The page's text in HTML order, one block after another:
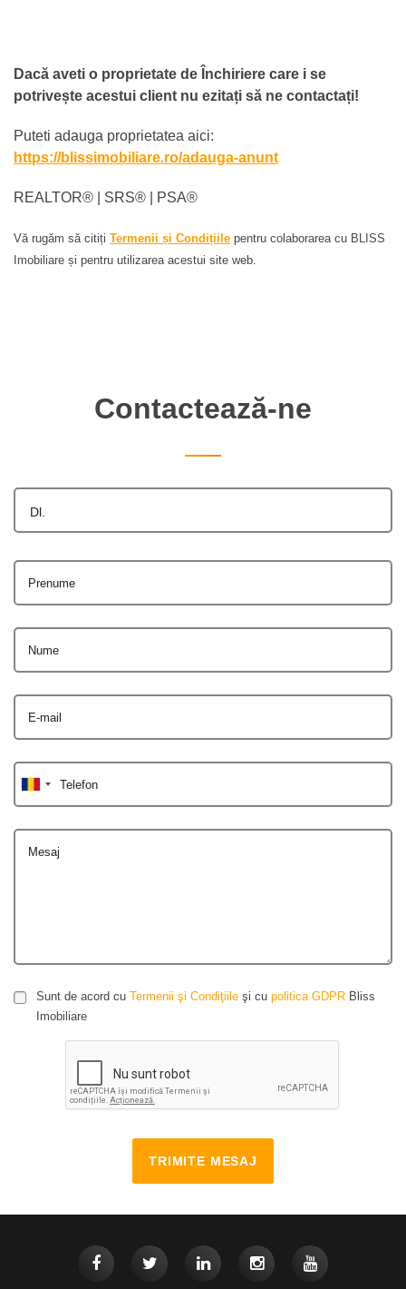
Dacă aveti o proprietate de Închiriere care i se
potrivește acestui client nu ezitați să ne contactați!
Puteti adauga proprietatea aici:
https://blissimobiliare.ro/adauga-anunt
REALTOR®️ | SRS®️ | PSA®️
Vă rugăm să citiți Termenii și Condițiile pentru colaborarea cu BLISS
Imobiliare și pentru utilizarea acestui site web.
Contactează-ne
Dl.
Prenume
Nume
E-mail
Telefon
Mesaj
Sunt de acord cu Termenii şi Condiţiile şi cu politica GDPR Bliss
Imobiliare
TRIMITE MESAJ